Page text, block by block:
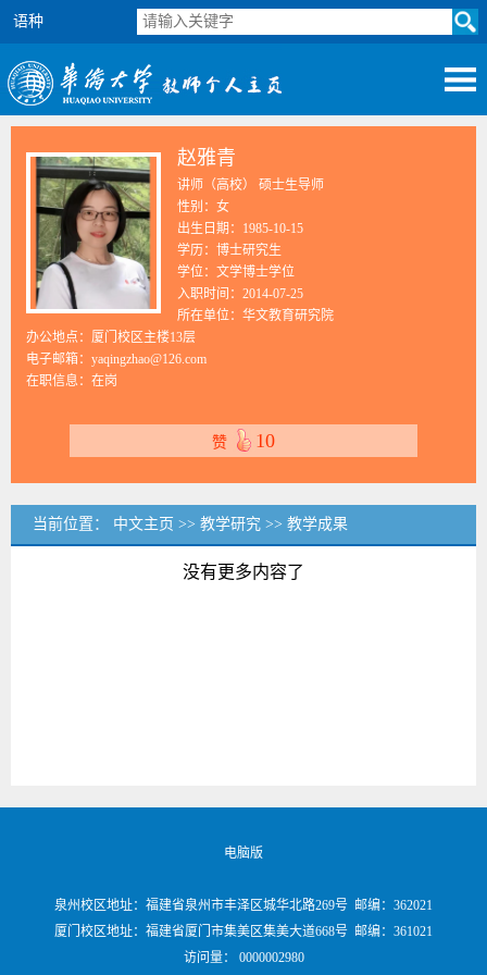
语种
赵雅青
讲师（高校） 硕士生导师
性别：女
出生日期：1985-10-15
学历：博士研究生
学位：文学博士学位
入职时间：2014-07-25
所在单位：华文教育研究院
办公地点：厦门校区主楼13层
电子邮箱： yaqingzhao@126.com
在职信息：在岗
赞 10
当前位置： 中文主页 >> 教学研究 >> 教学成果
没有更多内容了
电脑版
泉州校区地址：福建省泉州市丰泽区城华北路269号 邮编：362021
厦门校区地址：福建省厦门市集美区集美大道668号 邮编：361021
访问量： 0000002980